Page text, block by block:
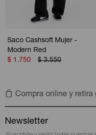
Saco Cashsoft Mujer -
Modern Red
$ 1.750 $ 3.550
Compra online y retira
Newsletter